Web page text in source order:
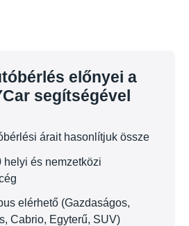
előnyei a
segítségével
árait hasonlítjuk össze
helyi és nemzetközi
elérhető (Gazdaságos,
Cabrio, Egyterű, SUV)